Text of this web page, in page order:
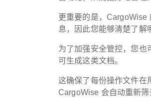
更重要的是，CargoWise
息，因此您能够清楚了解
为了加强安全管控，您也
可生成这类文档。
这确保了每份操作文件在
CargoWise 会自动重新